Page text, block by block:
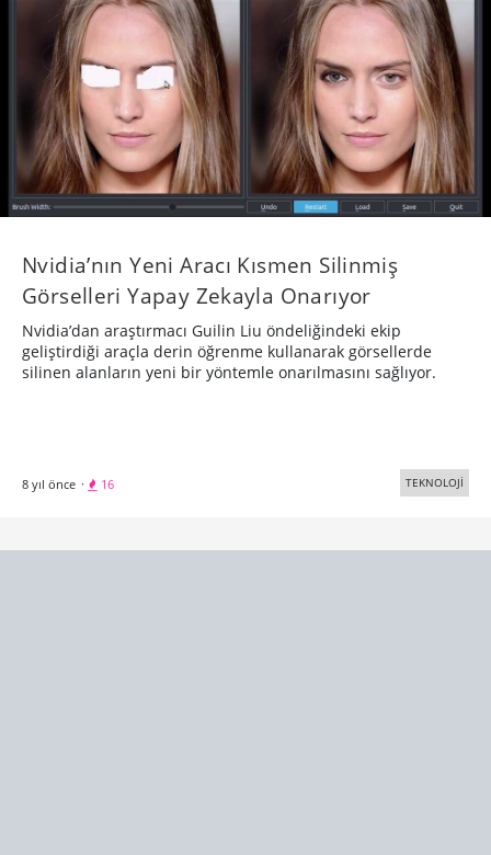
Nvidia’nın Yeni Aracı Kısmen Silinmiş
Görselleri Yapay Zekayla Onarıyor
Nvidia’dan araştırmacı Guilin Liu öndeliğindeki ekip
geliştirdiği araçla derin öğrenme kullanarak görsellerde
silinen alanların yeni bir yöntemle onarılmasını sağlıyor.
8 yıl önce · 16 TEKNOLOJİ